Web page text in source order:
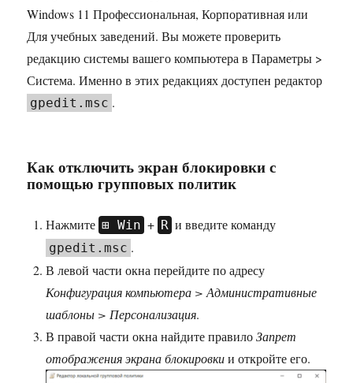
Windows 11 Профессиональная, Корпоративная или
Для учебных заведений. Вы можете проверить
редакцию системы вашего компьютера в Параметры >
Система. Именно в этих редакциях доступен редактор
gpedit.msc .
Как отключить экран блокировки с
помощью групповых политик
Нажмите Win + R и введите команду
gpedit.msc .
В левой части окна перейдите по адресу
Конфигурация компьютера > Административные
шаблоны > Персонализация.
В правой части окна найдите правилоЗапрет
отображения экрана блокировкии откройте его.